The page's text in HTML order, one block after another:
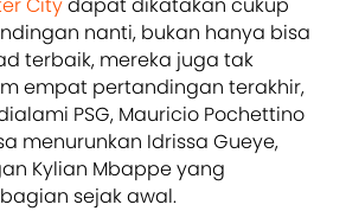
nanti, bukan hanya bisa
terbaik, mereka juga tak
empat pertandingan terakhir,
PSG, Mauricio Pochettino
menurunkan Idrissa Gueye,
Kylian Mbappe yang
sejak awal.